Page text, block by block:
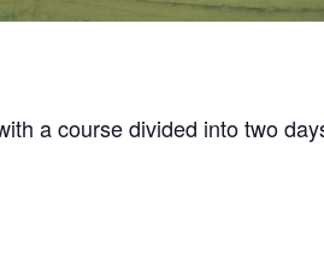
a course divided into two